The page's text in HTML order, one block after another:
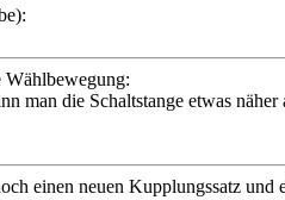
man die Schaltstange etwas
einen neuen Kupplungssatz und